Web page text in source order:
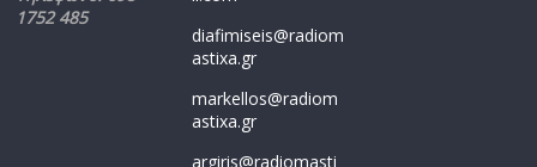
1752 485
diafimiseis@radiom
astixa.gr
markellos@radiom
astixa.gr
argiris@radiomasti